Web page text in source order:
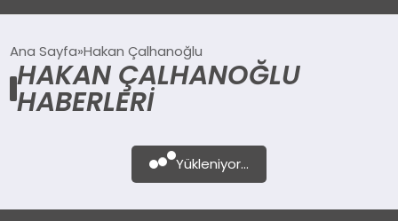
SIYASET
Ana Sayfa Hakan Çalhanoğlu
HAKAN ÇALHANOĞLU
HABERLERI
Yükleniyor...